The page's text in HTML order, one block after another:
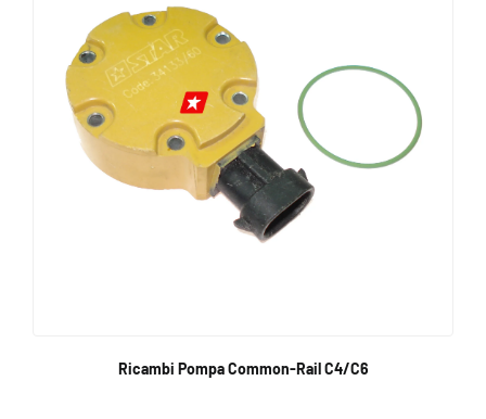
Ricambi Pompa Common-Rail C4/C6